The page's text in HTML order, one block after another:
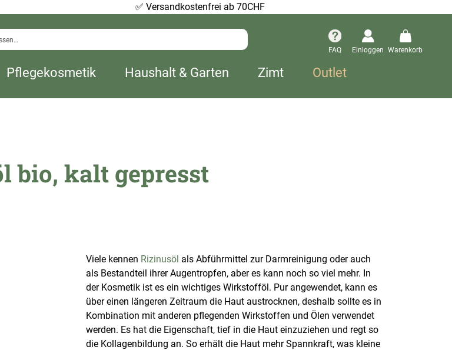
✅Versandkostenfrei ab 70CHF
FAQ Einloggen Warenkorb
Pflegekosmetik Haushalt & Garten Zimt Outlet
bio, kalt gepresst
Viele kennen Rizinusöl als Abführmittel zur Darmreinigung oder auch
als Bestandteil ihrer Augentropfen, aber es kann noch so viel mehr. In
der Kosmetik ist es ein wichtiges Wirkstofföl. Pur angewendet, kann es
über einen längeren Zeitraum die Haut austrocknen, deshalb sollte es in
Kombination mit anderen pflegenden Wirkstoffen und Ölen verwendet
werden. Es hat die Eigenschaft, tief in die Haut einzuziehen und regt so
die Kollagenbildung an. So erhält die Haut mehr Spannkraft, was kleine